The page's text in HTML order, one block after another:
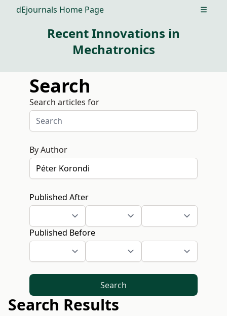
dEjournals Home Page Open
Recent Innovations in
Mechatronics
Search
Search articles for
By Author
Published After
Published Before
Search
Search Results